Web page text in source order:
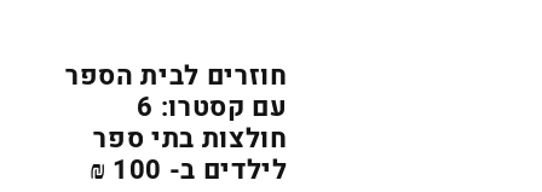
חוזרים לבית הספר
עם קסטרו: 6
חולצות בתי ספר
לילדים ב- 100 ₪